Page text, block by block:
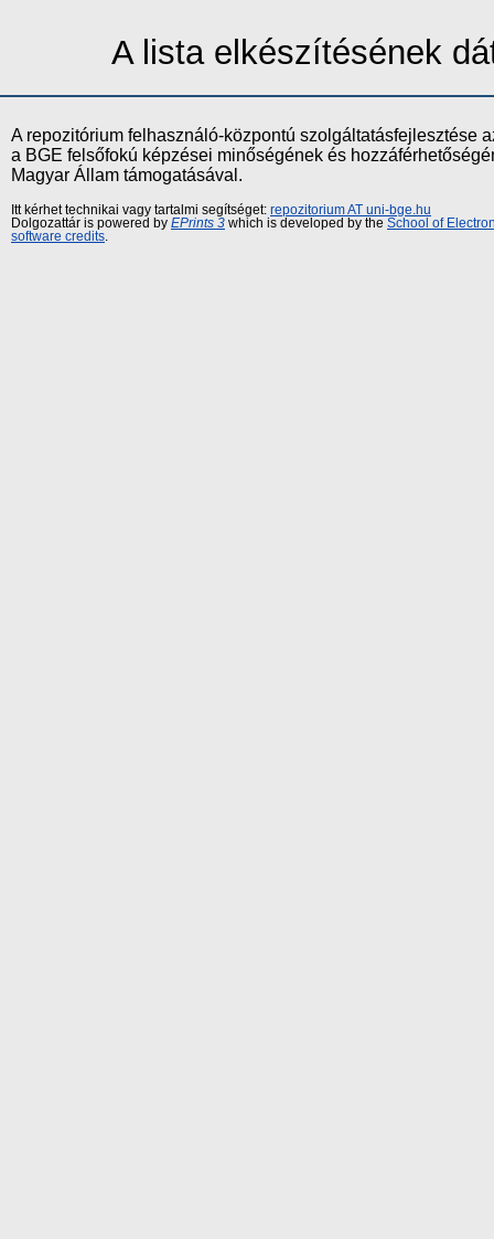
A lista elkészítésének
A repozitórium felhasználó-központú szolgáltatásfejlesztése
a BGE felsőfokú képzései minőségének és
Magyar Állam támogatásával.
Itt kérhet technikai vagy tartalmi segítséget: repozitorium AT uni-bge.hu
Dolgozattár is powered by EPrints 3 which is developed by the School of
software credits